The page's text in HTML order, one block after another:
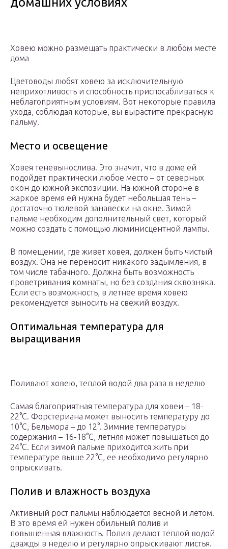
Ховею можно размещать практически в любом месте
дома
Цветоводы любят ховею за исключительную
неприхотливость и способность приспосабливаться к
неблагоприятным условиям. Вот некоторые правила
ухода, соблюдая которые, вы вырастите прекрасную
пальму.
Место и освещение
Ховея теневынослива. Это значит, что в доме ей
подойдет практически любое место – от северных
окон до южной экспозиции. На южной стороне в
жаркое время ей нужна будет небольшая тень –
достаточно тюлевой занавески на окне. Зимой
пальме необходим дополнительный свет, который
можно создать с помощью люминисцентной лампы.
В помещении, где живет ховея, должен быть чистый
воздух. Она не переносит никакого задымления, в
том числе табачного. Должна быть возможность
проветривания комнаты, но без создания сквозняка.
Если есть возможность, в летнее время ховею
рекомендуется выносить на свежий воздух.
Оптимальная температура для
выращивания
Поливают ховею, теплой водой два раза в неделю
Самая благоприятная температура для ховеи – 18-
22°С. Форстериана может выносить температуру до
10°С, Бельмора – до 12°. Зимние температуры
содержания – 16-18°С, летняя может повышаться до
24°С. Если зимой пальме приходится жить при
температуре выше 22°С, ее необходимо регулярно
опрыскивать.
Полив и влажность воздуха
Активный рост пальмы наблюдается весной и летом.
В это время ей нужен обильный полив и
повышенная влажность. Полив делают теплой водой
дважды в неделю и регулярно опрыскивают листья.